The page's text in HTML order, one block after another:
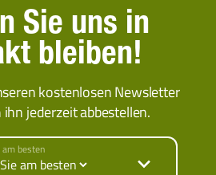
Sie uns in
bleiben!
kostenlosen Newsletter
jederzeit abbestellen.
besten